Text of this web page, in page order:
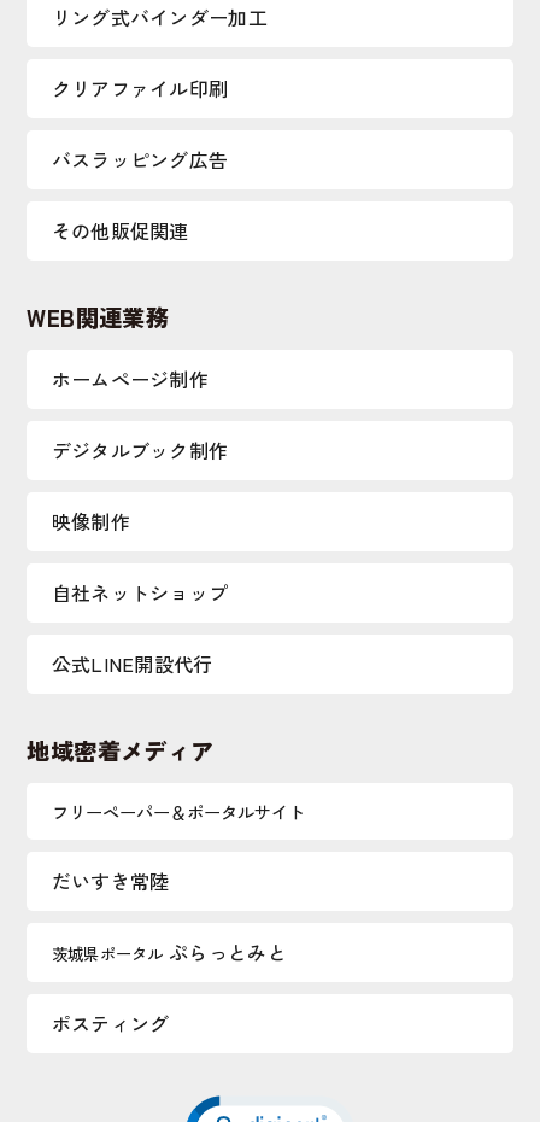
リング式バインダー加工
クリアファイル印刷
バスラッピング広告
その他販促関連
WEB関連業務
ホームページ制作
デジタルブック制作
映像制作
自社ネットショップ
公式LINE開設代行
地域密着メディア
フリーペーパー＆ポータルサイト
だいすき常陸
茨城県ポータル ぷらっとみと
ポスティング